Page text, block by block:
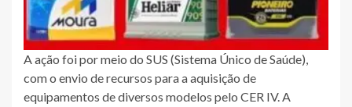
A ação foi por meio do SUS (Sistema Único de Saúde),
com o envio de recursos para a aquisição de
equipamentos de diversos modelos pelo CER IV. A